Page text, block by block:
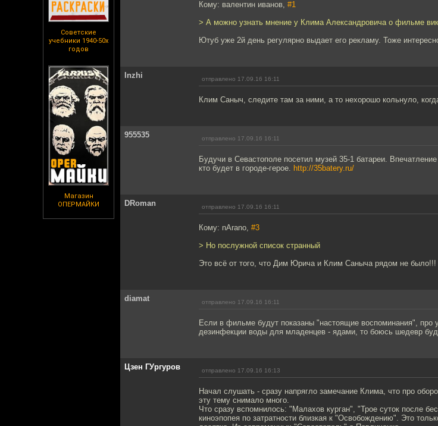
Советские
учебники 1940-50х
годов
Магазин
ОПЕРМАЙКИ
Кому: валентин иванов, #1
> А можно узнать мнение у Клима Александровича о фильме
Ютуб уже 2й день регулярно выдает его рекламу. Тоже
Inzhi отправлено 17.09.16 16:11
Клим Саныч, следите там за ними, а то нехорошо кольнуло,
955535 отправлено 17.09.16 16:11
Будучи в Севастополе посетил музей 35-1 батареи.
кто будет в городе-герое. http://35batery.ru/
DRoman отправлено 17.09.16 16:11
Кому: nArano, #3
> Но послужной список странный
Это всё от того, что Дим Юрича и Клим Саныча рядом не было!!!
diamat отправлено 17.09.16 16:11
Если в фильме будут показаны "настоящие воспоминания",
дезинфекции воды для младенцев - ядами, то боюсь шедевр
Цзен ГУргуров отправлено 17.09.16 16:13
Начал слушать - сразу напрягло замечание Клима, что про
эту тему снимало много.
Что сразу вспомнилось: "Малахов курган", "Трое суток после
киноэпопея по затратности близкая к "Освобождению". Это